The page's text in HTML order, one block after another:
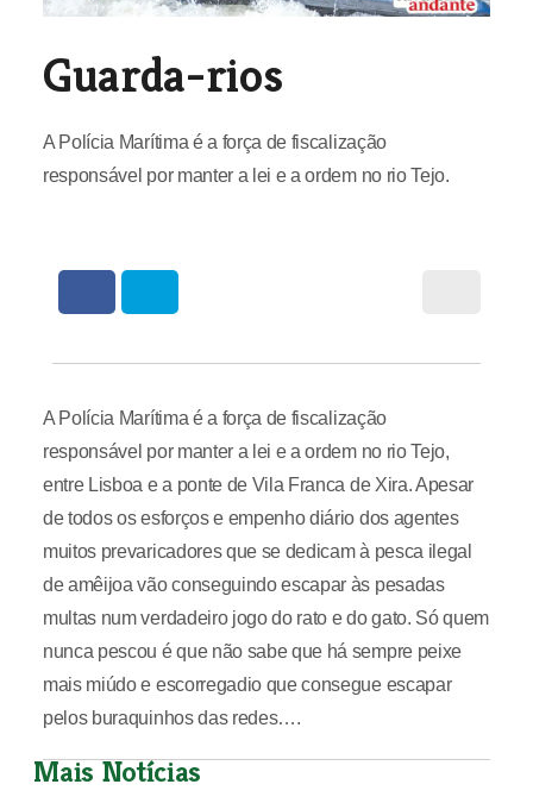
Guarda-rios
A Polícia Marítima é a força de fiscalização
responsável por manter a lei e a ordem no rio Tejo.
A Polícia Marítima é a força de fiscalização
responsável por manter a lei e a ordem no rio Tejo,
entre Lisboa e a ponte de Vila Franca de Xira. Apesar
de todos os esforços e empenho diário dos agentes
muitos prevaricadores que se dedicam à pesca ilegal
de amêijoa vão conseguindo escapar às pesadas
multas num verdadeiro jogo do rato e do gato. Só quem
nunca pescou é que não sabe que há sempre peixe
mais miúdo e escorregadio que consegue escapar
pelos buraquinhos das redes….
Mais Notícias